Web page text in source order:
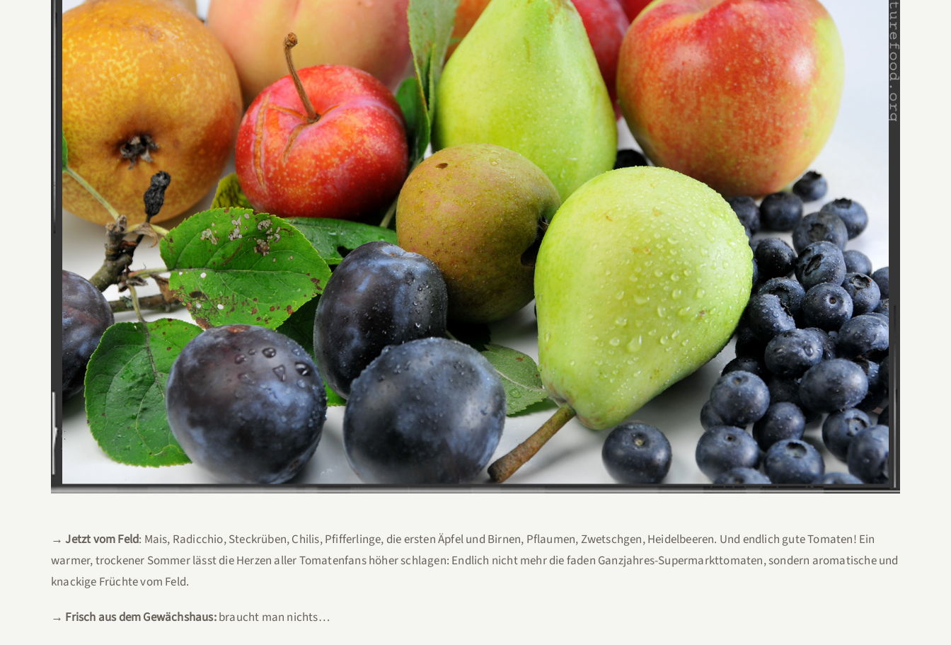
→ Jetzt vom Feld: Mais, Radicchio, Steckrüben, Chilis, Pfifferlinge, die ersten Äpfel und Birnen, Pflaumen, Zwetschgen, Heidelbeeren. Und endlich gute Tomaten! Ein
warmer, trockener Sommer lässt die Herzen aller Tomatenfans höher schlagen: Endlich nicht mehr die faden Ganzjahres-Supermarkttomaten, sondern aromatische und
knackige Früchte vom Feld.
→ Frisch aus dem Gewächshaus:braucht man nichts…